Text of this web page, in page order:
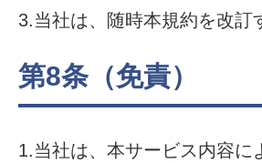
3.当社は、随時本規約を改訂
第8条（免責）
1.当社は、本サービス内容